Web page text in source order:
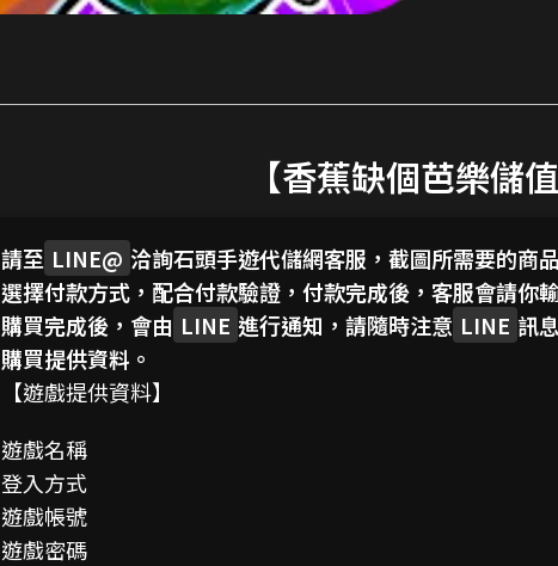
【香蕉缺個芭樂儲
請至 LINE@ 洽詢石頭手遊代儲網客服，截圖所需要的商
選擇付款方式，配合付款驗證，付款完成後，客服會請你
購買完成後，會由 LINE 進行通知，請隨時注意 LINE 訊
購買提供資料。
【遊戲提供資料】
遊戲名稱
登入方式
遊戲帳號
遊戲密碼